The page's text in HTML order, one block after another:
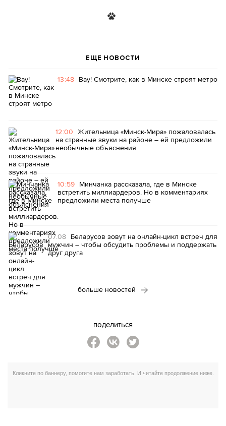
ЕЩЕ НОВОСТИ
13:48 Вау! Смотрите, как в Минске строят метро
12:00 Жительница «Минск-Мира» пожаловалась
на странные звуки на районе – ей предложили
необычные объяснения
10:59 Минчанка рассказала, где в Минске
встретить миллиардеров. Но в комментариях
предложили места получше
07.08 Беларусов зовут на онлайн-цикл встреч для
мужчин – чтобы обсудить проблемы и поддержать
друг друга
больше новостей
поделиться